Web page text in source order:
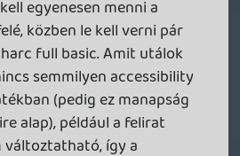
a
mázáról, a
helyette
ba simán beillő,
(választható) főhős,
a '80-as / '90-es
volna és
hogy szétrúgjon pár
borzasztó